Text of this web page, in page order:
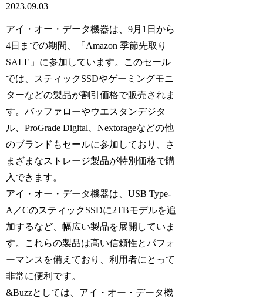
2023.09.03
アイ・オー・データ機器は、9月1日から
4日までの期間、「Amazon 季節先取り
SALE」に参加しています。このセール
では、スティックSSDやゲーミングモニ
ターなどの製品が割引価格で販売されま
す。バッファローやウエスタンデジタ
ル、ProGrade Digital、Nextorageなどの他
のブランドもセールに参加しており、さ
まざまなストレージ製品が特別価格で購
入できます。
アイ・オー・データ機器は、USB Type-
A／CのスティックSSDに2TBモデルを追
加するなど、幅広い製品を展開していま
す。これらの製品は高い信頼性とパフォ
ーマンスを備えており、利用者にとって
非常に便利です。
&Buzzとしては、アイ・オー・データ機